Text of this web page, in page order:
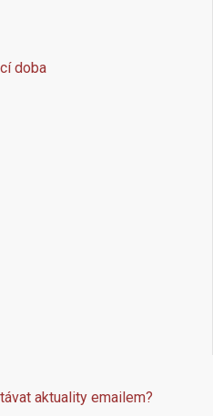
doba
aktuality emailem?